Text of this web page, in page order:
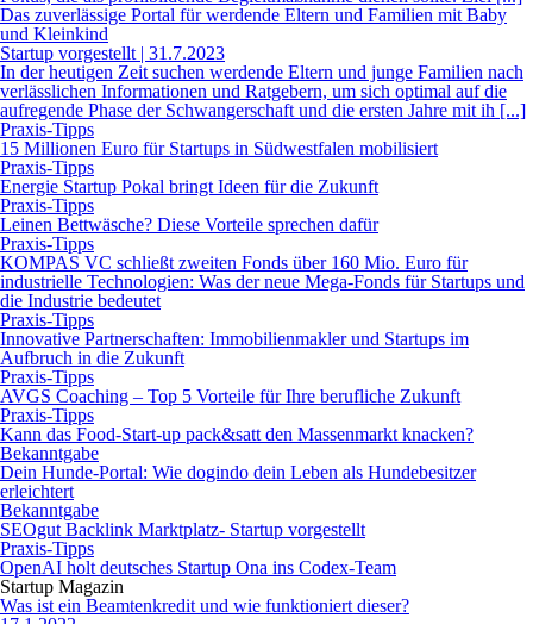
Das zuverlässige Portal für werdende Eltern und Familien mit Baby
und Kleinkind
Startup vorgestellt | 31.7.2023
In der heutigen Zeit suchen werdende Eltern und junge Familien nach
verlässlichen Informationen und Ratgebern, um sich optimal auf die
aufregende Phase der Schwangerschaft und die ersten Jahre mit ih [...]
Praxis-Tipps
15 Millionen Euro für Startups in Südwestfalen mobilisiert
Praxis-Tipps
Energie Startup Pokal bringt Ideen für die Zukunft
Praxis-Tipps
Leinen Bettwäsche? Diese Vorteile sprechen dafür
Praxis-Tipps
KOMPAS VC schließt zweiten Fonds über 160 Mio. Euro für
industrielle Technologien: Was der neue Mega-Fonds für Startups und
die Industrie bedeutet
Praxis-Tipps
Innovative Partnerschaften: Immobilienmakler und Startups im
Aufbruch in die Zukunft
Praxis-Tipps
AVGS Coaching – Top 5 Vorteile für Ihre berufliche Zukunft
Praxis-Tipps
Kann das Food-Start-up pack&satt den Massenmarkt knacken?
Bekanntgabe
Dein Hunde-Portal: Wie dogindo dein Leben als Hundebesitzer
erleichtert
Bekanntgabe
SEOgut Backlink Marktplatz- Startup vorgestellt
Praxis-Tipps
OpenAI holt deutsches Startup Ona ins Codex-Team
Startup Magazin
Was ist ein Beamtenkredit und wie funktioniert dieser?